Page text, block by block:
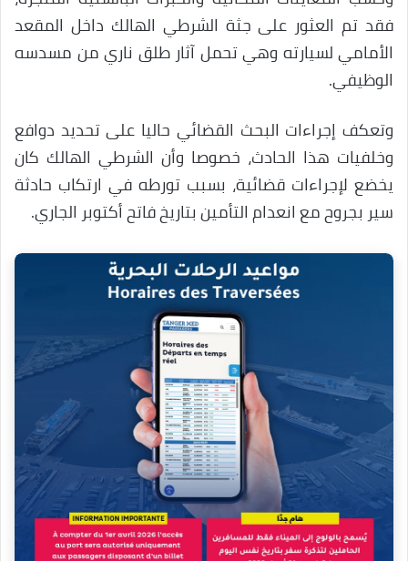
فقد تم العثور على جثة الشرطي الهالك داخل المقعد
الأمامي لسيارته وهي تحمل آثار طلق ناري من مسدسه
الوظيفي.
وتعكف إجراءات البحث القضائي حاليا على تحديد دوافع
وخلفيات هذا الحادث، خصوصا وأن الشرطي الهالك كان
يخضع لإجراءات قضائية، بسبب تورطه في ارتكاب حادثة
سير بجروح مع انعدام التأمين بتاريخ فاتح أكتوبر الجاري.